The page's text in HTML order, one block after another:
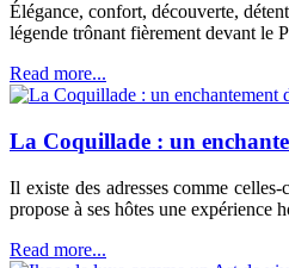
Élégance, confort, découverte,
légende trônant fièrement devant le
Read more...
La Coquillade : un
Il existe des adresses comme
propose à ses hôtes une expérience
Read more...